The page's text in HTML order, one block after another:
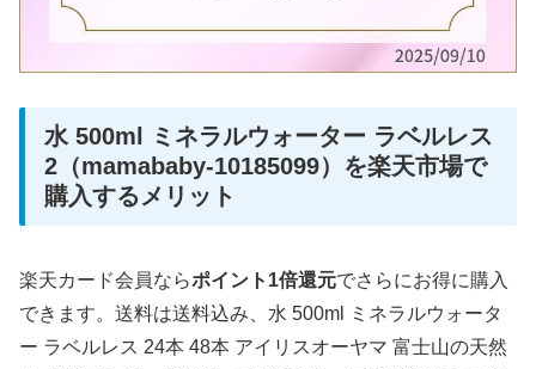
水 500ml ミネラルウォーター ラベルレス
2（mamababy-10185099）を楽天市場で
購入するメリット
楽天カード会員ならポイント1倍還元でさらにお得に購入
できます。送料は送料込み、水 500ml ミネラルウォータ
ー ラベルレス 24本 48本 アイリスオーヤマ 富士山の天然